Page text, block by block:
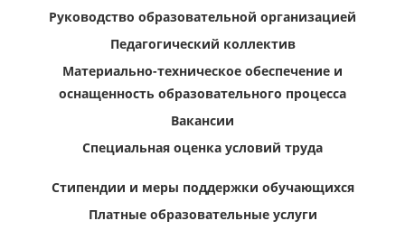
Руководство образовательной организацией
Педагогический коллектив
Материально-техническое обеспечение и
оснащенность образовательного процесса
Вакансии
Специальная оценка условий труда
Стипендии и меры поддержки обучающихся
Платные образовательные услуги